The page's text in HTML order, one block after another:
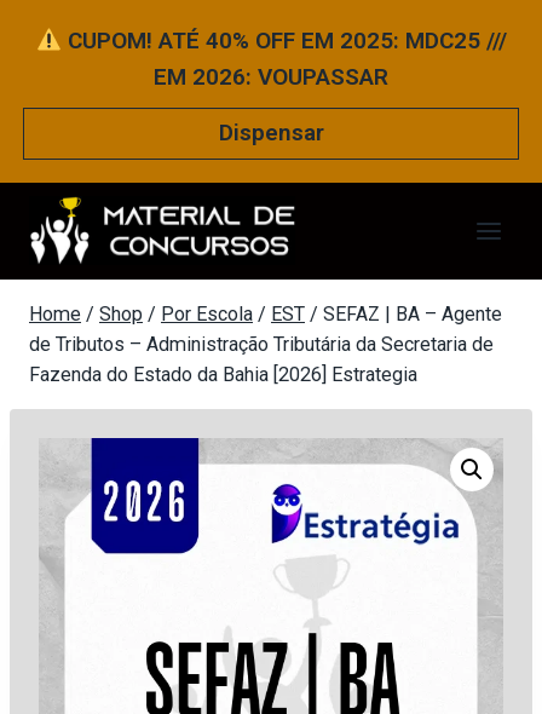
para
CUPOM! ATÉ 40% OFF EM 2025: MDC25 ///
EM 2026: VOUPASSAR
Dispensar
Home / Shop / Por Escola / EST / SEFAZ | BA – Agente
de Tributos – Administração Tributária da Secretaria de
Fazenda do Estado da Bahia [2026] Estrategia